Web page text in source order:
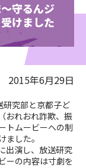
守るんジ
けました
2015年6月29日
究部と京都子ど
おれおれ詐欺、振
トムービーへの制
した。
出演し、放送研究
ーの内容は寸劇を